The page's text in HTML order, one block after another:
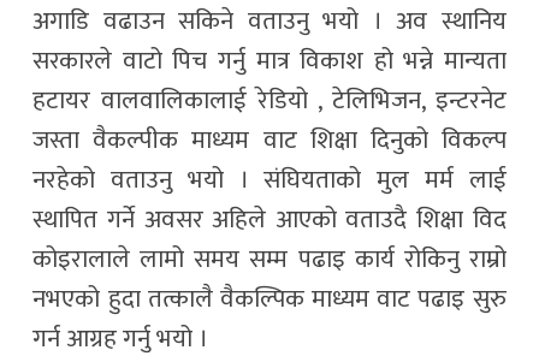
अगाडि वढाउन सकिने वताउनु भयो । अव स्थानिय
सरकारले वाटो पिच गर्नु मात्र विकाश हो भन्ने मान्यता
हटायर वालवालिकालाई रेडियो , टेलिभिजन, इन्टरनेट
जस्ता वैकल्पीक माध्यम वाट शिक्षा दिनुको विकल्प
नरहेको वताउनु भयो । संघियताको मुल मर्म लाई
स्थापित गर्ने अवसर अहिले आएको वताउदै शिक्षा विद
कोइरालाले लामो समय सम्म पढाइ कार्य रोकिनु राम्रो
नभएको हुदा तत्कालै वैकल्पिक माध्यम वाट पढाइ सुरु
गर्न आग्रह गर्नु भयो ।